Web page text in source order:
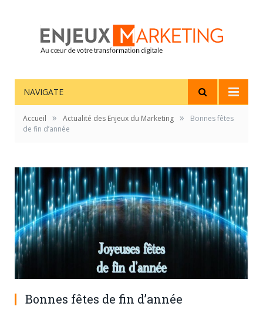
NAVIGATE
Accueil » Actualité des Enjeux du Marketing »
Bonnes fêtes
de fin d’année
Bonnes fêtes de fin d’année